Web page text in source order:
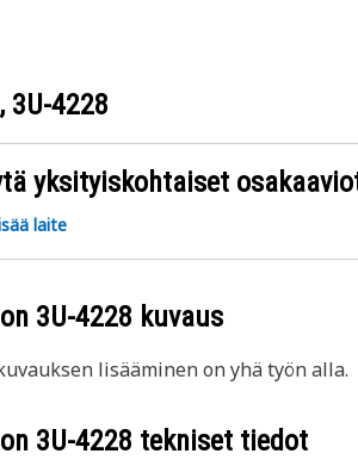
3U-4228
yksityiskohtaiset
laite
3U-4228 kuvaus
lisääminen on yhä työn alla.
3U-4228 tekniset tiedot